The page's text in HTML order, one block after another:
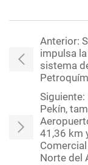
Anterior:
impulsa
sistema
Siguiente:
Pekín,
41,36 km
Comercial
Norte del